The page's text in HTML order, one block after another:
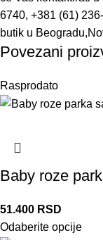
6740, +381 (61)
butik u
Povezani
Rasprodato
Baby roze
51.400 RSD
Odaberite opcije